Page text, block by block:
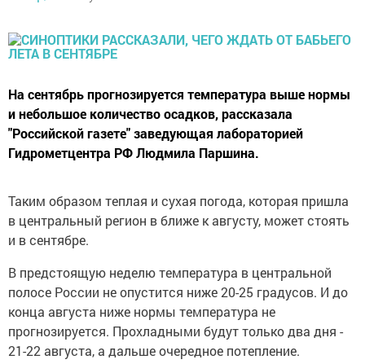
На сентябрь прогнозируется температура выше нормы
и небольшое количество осадков, рассказала
"Российской газете" заведующая лабораторией
Гидрометцентра РФ Людмила Паршина.
Таким образом теплая и сухая погода, которая пришла
в центральный регион в ближе к августу, может стоять
и в сентябре.
В предстоящую неделю температура в центральной
полосе России не опустится ниже 20-25 градусов. И до
конца августа ниже нормы температура не
прогнозируется. Прохладными будут только два дня -
21-22 августа, а дальше очередное потепление.